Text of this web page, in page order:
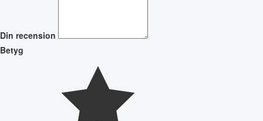
Din recension
Betyg